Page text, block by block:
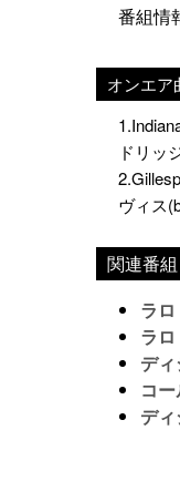
番組情
オンエア
ドリッ
ヴィス
関連番組
ラ
ラ
デ
コ
デ